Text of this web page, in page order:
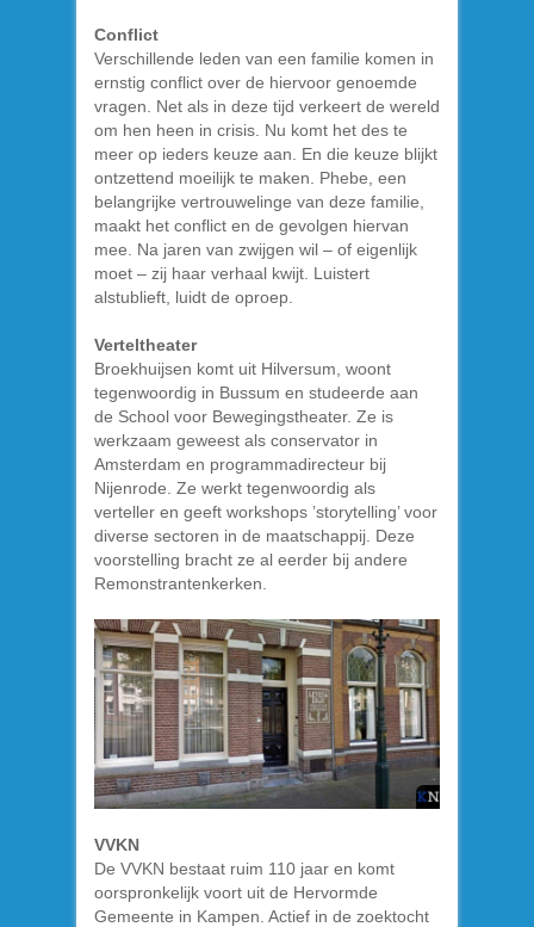
Conflict
Verschillende leden van een familie komen in
ernstig conflict over de hiervoor genoemde
vragen. Net als in deze tijd verkeert de wereld
om hen heen in crisis. Nu komt het des te
meer op ieders keuze aan. En die keuze blijkt
ontzettend moeilijk te maken. Phebe, een
belangrijke vertrouwelinge van deze familie,
maakt het conflict en de gevolgen hiervan
mee. Na jaren van zwijgen wil – of eigenlijk
moet – zij haar verhaal kwijt. Luistert
alstublieft, luidt de oproep.
Verteltheater
Broekhuijsen komt uit Hilversum, woont
tegenwoordig in Bussum en studeerde aan
de School voor Bewegingstheater. Ze is
werkzaam geweest als conservator in
Amsterdam en programmadirecteur bij
Nijenrode. Ze werkt tegenwoordig als
verteller en geeft workshops ’storytelling’ voor
diverse sectoren in de maatschappij. Deze
voorstelling bracht ze al eerder bij andere
Remonstrantenkerken.
VVKN
De VVKN bestaat ruim 110 jaar en komt
oorspronkelijk voort uit de Hervormde
Gemeente in Kampen. Actief in de zoektocht